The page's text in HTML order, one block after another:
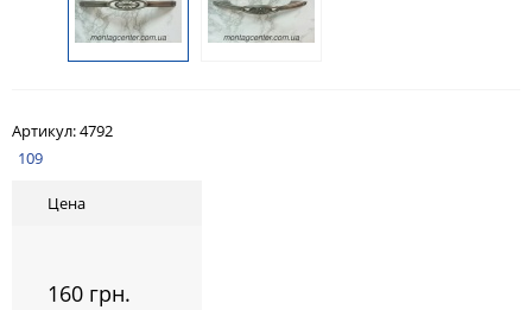
Артикул:4792
109
Цена
160 грн.